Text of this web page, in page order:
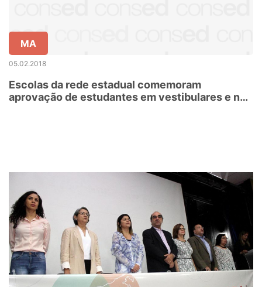
MA
05.02.2018
Escolas da rede estadual comemoram
aprovação de estudantes em vestibulares e no